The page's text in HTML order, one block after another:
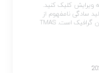
ویرایش کلیک کنید.
سادگی نامفهوم از
صنعت چاپ و با استفاده از طراحان گرافیک است. TMAS